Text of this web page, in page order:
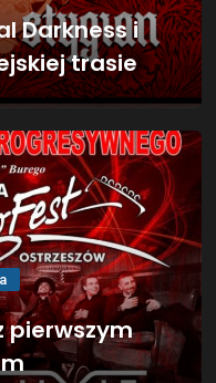
Darkness i
trasie
pierwszym